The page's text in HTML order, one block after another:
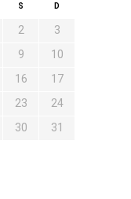
S D
2
3
9
10
16
17
23
24
30
31